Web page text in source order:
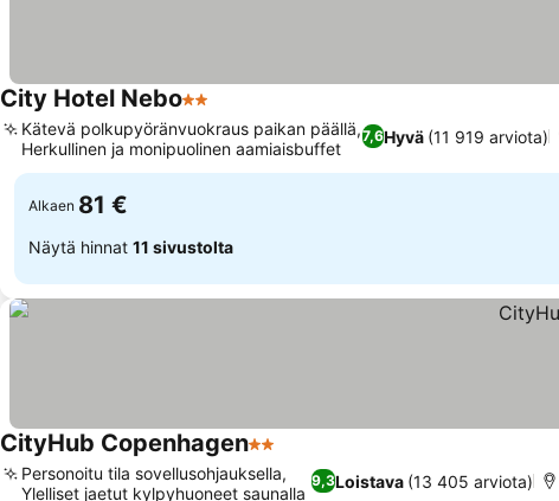
City Hotel Nebo2 Tähtiluokitus
7,6Hyvä (11 919 arviota)
Kätevä polkupyöränvuokraus paikan päällä,
Herkullinen ja monipuolinen aamiaisbuffet
Alkaen 81 €
Näytä hinnat 11 sivustolta
CityHub Copenhagen2 Tähtiluokitus
9,3Loistava (13 405 arviota)
Personoitu tila sovellusohjauksella,
Ylelliset jaetut kylpyhuoneet saunalla